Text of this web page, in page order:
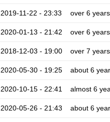
2019-11-22 - 23:33 over 6 years
2020-01-13 - 21:42 over 6 years
2018-12-03 - 19:00 over 7 years
2020-05-30 - 19:25 about 6
2020-10-15 - 22:41 almost 6
2020-05-26 - 21:43 about 6